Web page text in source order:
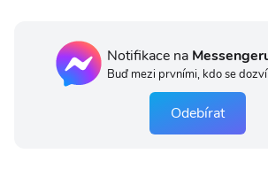
Notifikace na
Buď mezi prvními, kdo se
Odebírat